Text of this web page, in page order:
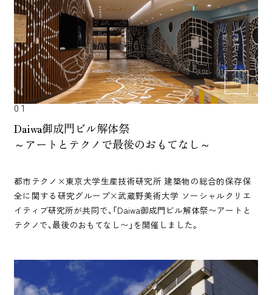
01
Daiwa御成門ビル解体祭
～アートとテクノで最後のおもてなし～
都市テクノ×東京大学生産技術研究所 建築物の総合的保存保
全に関する研究グループ×武蔵野美術大学 ソーシャルクリエ
イティブ研究所が共同で、「Daiwa御成門ビル解体祭〜アートと
テクノで、最後のおもてなし〜」を開催しました。